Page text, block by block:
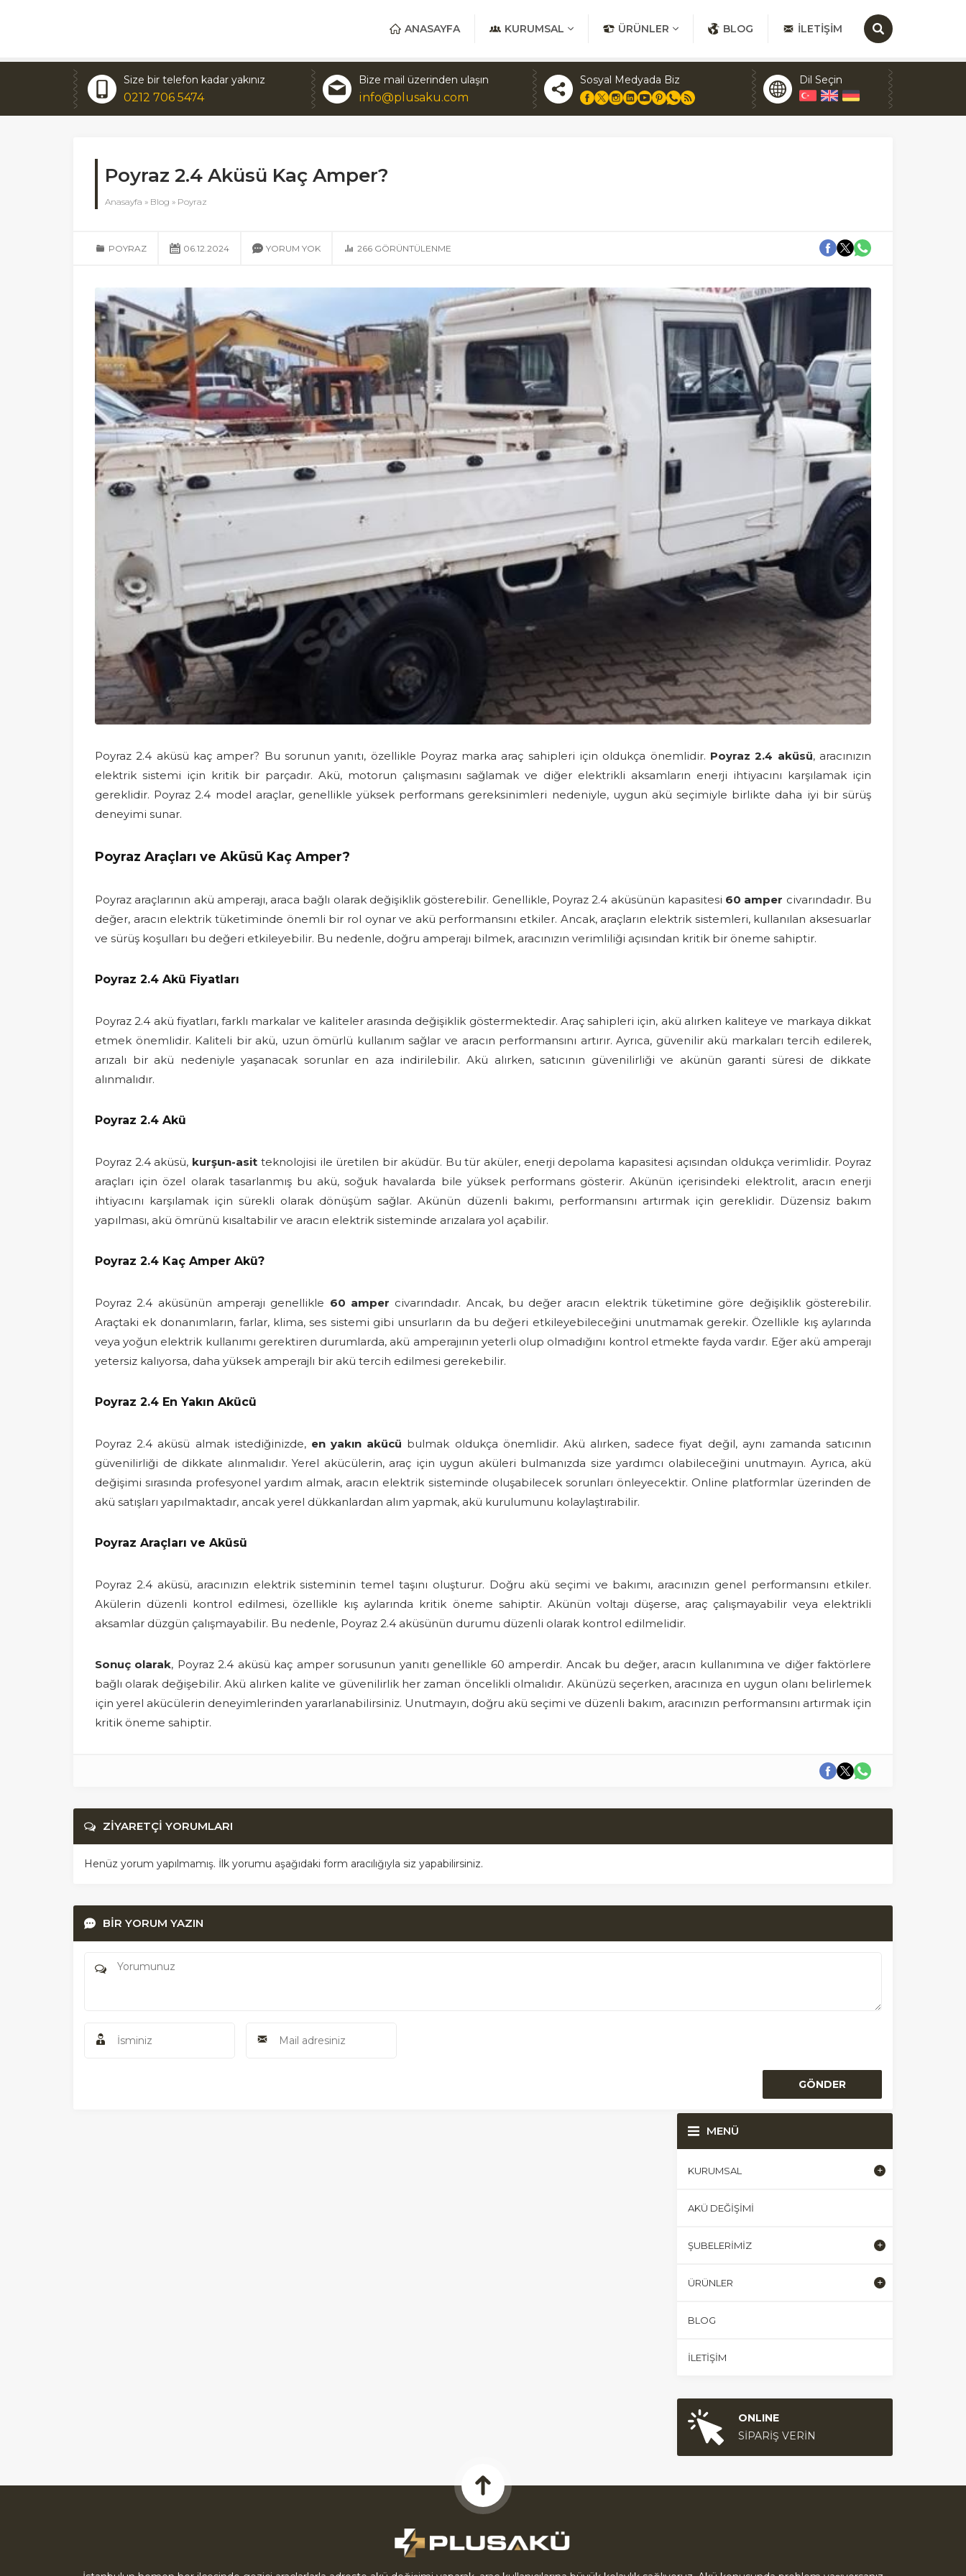
ANASAYFA KURUMSAL ÜRÜNLER BLOG İLETIŞIM
Size bir telefon kadar yakınız
0212 706 5474
Bize mail üzerinden ulaşın
info@plusaku.com
Sosyal Medyada Biz Dil Seçin
Poyraz 2.4 Aküsü Kaç Amper?
Anasayfa » Blog » Poyraz
POYRAZ 06.12.2024 YORUM YOK 266 GÖRÜNTÜLENME
Poyraz 2.4 aküsü kaç amper? Bu sorunun yanıtı, özellikle Poyraz marka araç sahipleri için oldukça önemlidir. Poyraz 2.4 aküsü, aracınızın
elektrik sistemi için kritik bir parçadır. Akü, motorun çalışmasını sağlamak ve diğer elektrikli aksamların enerji ihtiyacını karşılamak için
gereklidir. Poyraz 2.4 model araçlar, genellikle yüksek performans gereksinimleri nedeniyle, uygun akü seçimiyle birlikte daha iyi bir sürüş
deneyimi sunar.
Poyraz Araçları ve Aküsü Kaç Amper?
Poyraz araçlarının akü amperajı, araca bağlı olarak değişiklik gösterebilir. Genellikle, Poyraz 2.4 aküsünün kapasitesi 60 amper civarındadır. Bu
değer, aracın elektrik tüketiminde önemli bir rol oynar ve akü performansını etkiler. Ancak, araçların elektrik sistemleri, kullanılan aksesuarlar
ve sürüş koşulları bu değeri etkileyebilir. Bu nedenle, doğru amperajı bilmek, aracınızın verimliliği açısından kritik bir öneme sahiptir.
Poyraz 2.4 Akü Fiyatları
Poyraz 2.4 akü fiyatları, farklı markalar ve kaliteler arasında değişiklik göstermektedir. Araç sahipleri için, akü alırken kaliteye ve markaya dikkat
etmek önemlidir. Kaliteli bir akü, uzun ömürlü kullanım sağlar ve aracın performansını artırır. Ayrıca, güvenilir akü markaları tercih edilerek,
arızalı bir akü nedeniyle yaşanacak sorunlar en aza indirilebilir. Akü alırken, satıcının güvenilirliği ve akünün garanti süresi de dikkate
alınmalıdır.
Poyraz 2.4 Akü
Poyraz 2.4 aküsü, kurşun-asit teknolojisi ile üretilen bir aküdür. Bu tür aküler, enerji depolama kapasitesi açısından oldukça verimlidir. Poyraz
araçları için özel olarak tasarlanmış bu akü, soğuk havalarda bile yüksek performans gösterir. Akünün içerisindeki elektrolit, aracın enerji
ihtiyacını karşılamak için sürekli olarak dönüşüm sağlar. Akünün düzenli bakımı, performansını artırmak için gereklidir. Düzensiz bakım
yapılması, akü ömrünü kısaltabilir ve aracın elektrik sisteminde arızalara yol açabilir.
Poyraz 2.4 Kaç Amper Akü?
Poyraz 2.4 aküsünün amperajı genellikle 60 amper civarındadır. Ancak, bu değer aracın elektrik tüketimine göre değişiklik gösterebilir.
Araçtaki ek donanımların, farlar, klima, ses sistemi gibi unsurların da bu değeri etkileyebileceğini unutmamak gerekir. Özellikle kış aylarında
veya yoğun elektrik kullanımı gerektiren durumlarda, akü amperajının yeterli olup olmadığını kontrol etmekte fayda vardır. Eğer akü amperajı
yetersiz kalıyorsa, daha yüksek amperajlı bir akü tercih edilmesi gerekebilir.
Poyraz 2.4 En Yakın Akücü
Poyraz 2.4 aküsü almak istediğinizde, en yakın akücü bulmak oldukça önemlidir. Akü alırken, sadece fiyat değil, aynı zamanda satıcının
güvenilirliği de dikkate alınmalıdır. Yerel akücülerin, araç için uygun aküleri bulmanızda size yardımcı olabileceğini unutmayın. Ayrıca, akü
değişimi sırasında profesyonel yardım almak, aracın elektrik sisteminde oluşabilecek sorunları önleyecektir. Online platformlar üzerinden de
akü satışları yapılmaktadır, ancak yerel dükkanlardan alım yapmak, akü kurulumunu kolaylaştırabilir.
Poyraz Araçları ve Aküsü
Poyraz 2.4 aküsü, aracınızın elektrik sisteminin temel taşını oluşturur. Doğru akü seçimi ve bakımı, aracınızın genel performansını etkiler.
Akülerin düzenli kontrol edilmesi, özellikle kış aylarında kritik öneme sahiptir. Akünün voltajı düşerse, araç çalışmayabilir veya elektrikli
aksamlar düzgün çalışmayabilir. Bu nedenle, Poyraz 2.4 aküsünün durumu düzenli olarak kontrol edilmelidir.
Sonuç olarak, Poyraz 2.4 aküsü kaç amper sorusunun yanıtı genellikle 60 amperdir. Ancak bu değer, aracın kullanımına ve diğer faktörlere
bağlı olarak değişebilir. Akü alırken kalite ve güvenilirlik her zaman öncelikli olmalıdır. Akünüzü seçerken, aracınıza en uygun olanı belirlemek
için yerel akücülerin deneyimlerinden yararlanabilirsiniz. Unutmayın, doğru akü seçimi ve düzenli bakım, aracınızın performansını artırmak için
kritik öneme sahiptir.
ZİYARETÇİ YORUMLARI
Henüz yorum yapılmamış. İlk yorumu aşağıdaki form aracılığıyla siz yapabilirsiniz.
BİR YORUM YAZIN
MENÜ
KURUMSAL
AKÜ DEĞIŞIMI
ŞUBELERIMIZ
ÜRÜNLER
BLOG
İLETIŞIM
ONLINE
SİPARİŞ VERİN